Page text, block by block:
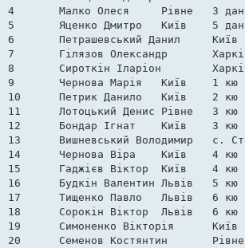
4	Малко Олеся	Рівне	3 дан	2392	МСУ
5	Яценко Дмитро	Київ	5 дан	2368	МСУ
6	Петрашевський Данил	Київ	2 дан	2253	1 юн. сп. р.
7	Гілязов Олександр	Харків	2 дан	2245	КМСУ
8	Сироткін Іларіон	Харків/Корк	1 дан	2145
9	Чернова Марія	Київ	1 кю	2076	2 юн. сп. р.
10	Петрик Данило	Київ	2 кю	1964	3 юн. сп. р.
11	Лотоцький Денис	Рівне	3 кю	1874	2 сп. р.
12	Бондар Ігнат	Київ	3 кю	1834
13	Вишневський Володимир	с. Старий Яричів	4 кю	1781
14	Чернова Віра	Київ	4 кю	1776	3 юн. сп. р.
15	Гаджієв Віктор	Київ	4 кю	1754
16	Будкін Валентин	Львів	5 кю	1605
17	Тищенко Павло	Львів	6 кю	1574
18	Сорокін Віктор	Львів	6 кю	1528	1 юн. сп. р.
19	Симоненко Вікторія	Київ	7 кю	1465	2 сп. р.
20	Семенов Костянтин	Рівне	7 кю	1455